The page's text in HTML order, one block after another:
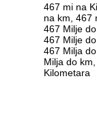
467 mi na
na km, 467
467 Milje
467 Milje
467 Milja
Milja do
Kilometara